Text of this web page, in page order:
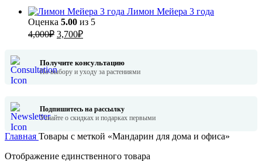
Лимон Мейера 3 года
Оценка 5.00 из 5
4,000₽ Первоначальная
4,000₽.
3,700₽Текущая
Получите консультацию
По выбору и уходу за растениями
Подпишитесь на рассылку
Узнайте о скидках и подарках первыми
Главная Товары с меткой «Мандарин для дома и офиса»
Отображение единственного товара